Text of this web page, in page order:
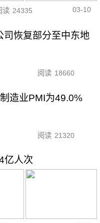
读 24335 03-10
司恢复部分至中东地
阅读 18660
造业PMI为49.0%
阅读 21320
亿人次